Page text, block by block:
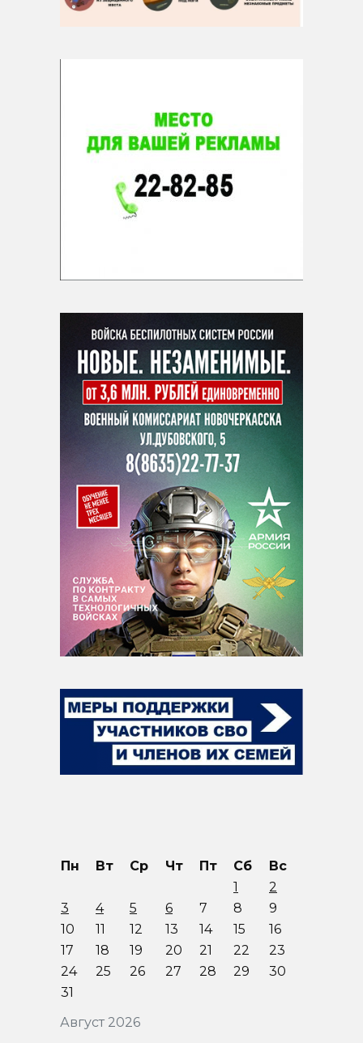
Август 2026
Пн Вт Ср Чт Пт Сб
Вс
1
2
3
4 5 6 7 8
9
10
11 12 13 14 15
16
17
18 19 20 21 22
23
24
25 26 27 28 29
30
31